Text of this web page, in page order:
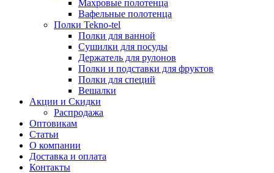
Махровые полотенца
Вафельные полотенца
Полки Tekno-tel
Полки для ванной
Сушилки для посуды
Держатель для рулонов
Полки и подставки для фруктов
Полки для специй
Вешалки
Акции и Скидки
Распродажа
Оптовикам
Статьи
О компании
Доставка и оплата
Контакты